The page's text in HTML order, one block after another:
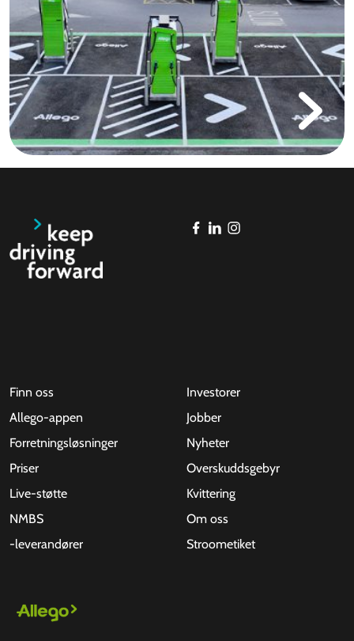
Finn oss
Allego-appen
Forretningsløsninger
Priser
Live-støtte
NMBS
-leverandører
Investorer
Jobber
Nyheter
Overskuddsgebyr
Kvittering
Om oss
Stroometiket